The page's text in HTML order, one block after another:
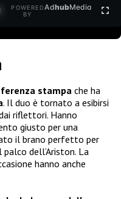
POWERED
BY
AdhubMedia
stampa che ha
. Il duo è tornato a esibirsi
riflettori. Hanno
giusto per una
il brano perfetto per
dell’Ariston. La
hanno anche